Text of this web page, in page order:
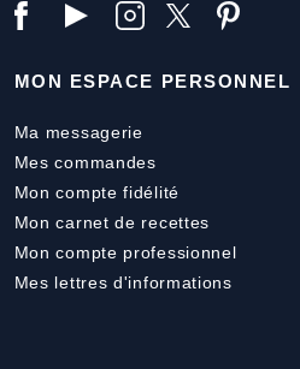
MON ESPACE PERSONNEL
Ma messagerie
Mes commandes
Mon compte fidélité
Mon carnet de recettes
Mon compte professionnel
Mes lettres d'informations